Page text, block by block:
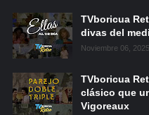
TVboricua
divas del
Noviembre 06, 2025
TVboricua
clásico que
Vigoreaux